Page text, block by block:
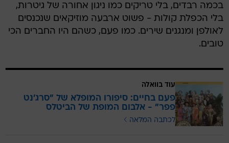
בכמה רבדים, בלי טריקים כמו ניגון אחורה של גיטרות,
בלי הכפלת קולות - פשוט ארבעה מוזיקאים שנכנסים
לאולפן ומנגנים שירים. כמו פעם, כשהם היו החברים הכי
טובים.
עוד בוואלה
פעם בחיים: סיפורו המופלא של "סרג'נט
פפר" - אלבום המופת של הביטלס
לכתבה המלאה